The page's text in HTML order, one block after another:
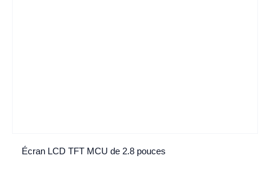
Écran LCD TFT MCU de 2.8 pouces